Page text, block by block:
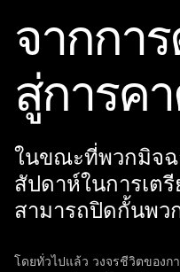
จากกา
สู่การค
ในขณะที่พวกมิจฉ
สัปดาห์ในการเตรี
สามารถปิดกั้นพว
โดยทั่วไปแล้ว วงจรชีวิตของก